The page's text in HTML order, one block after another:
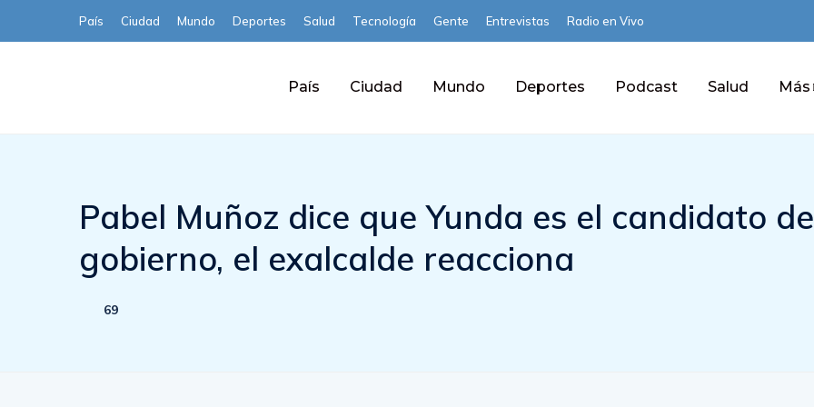
País Ciudad Mundo Deportes Salud Tecnología Gente Entrevistas Radio en Vivo
País Ciudad Mundo Deportes Podcast Salud Más
Pabel Muñoz dice que Yunda es el candidato
gobierno, el exalcalde reacciona
69